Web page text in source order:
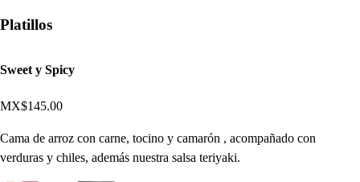
Platillos
Sweet y Spicy
MX$145.00
Cama de arroz con carne, tocino y camarón , acompañado con
verduras y chiles, además nuestra salsa teriyaki.